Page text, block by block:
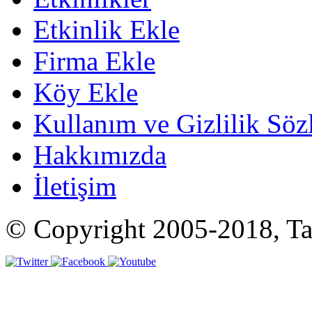
Etkinlik Ekle
Firma Ekle
Köy Ekle
Kullanım ve Gizlilik
Hakkımızda
İletişim
© Copyright 2005-2018,